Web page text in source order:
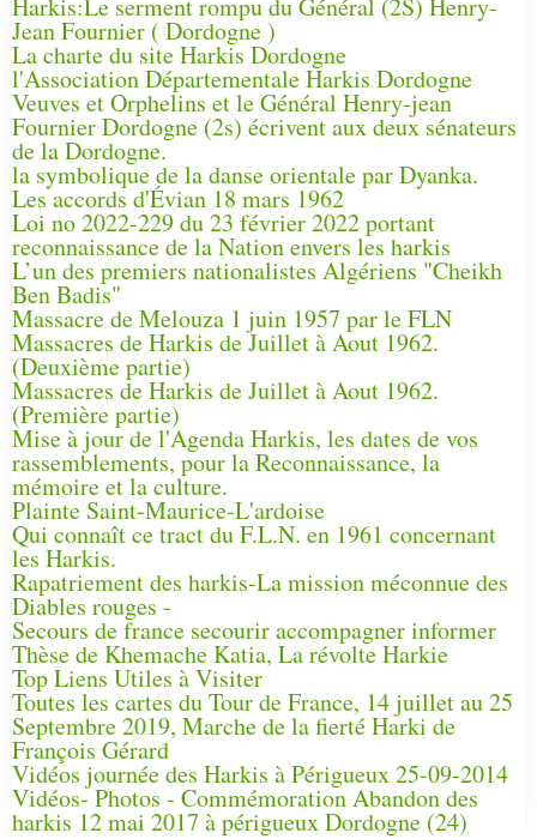
Jean Fournier ( Dordogne )
La charte du site Harkis Dordogne
l'Association Départementale Harkis Dordogne
Veuves et Orphelins et le Général Henry-jean
Fournier Dordogne (2s) écrivent aux deux sénateurs
de la Dordogne.
la symbolique de la danse orientale par Dyanka.
Les accords d'Évian 18 mars 1962
Loi no 2022-229 du 23 février 2022 portant
reconnaissance de la Nation envers les harkis
L’un des premiers nationalistes Algériens "Cheikh
Ben Badis"
Massacre de Melouza 1 juin 1957 par le FLN
Massacres de Harkis de Juillet à Aout 1962.
(Deuxième partie)
Massacres de Harkis de Juillet à Aout 1962.
(Première partie)
Mise à jour de l'Agenda Harkis, les dates de vos
rassemblements, pour la Reconnaissance, la
mémoire et la culture.
Plainte Saint-Maurice-L'ardoise
Qui connaît ce tract du F.L.N. en 1961 concernant
les Harkis.
Rapatriement des harkis-La mission méconnue des
Diables rouges -
Secours de france secourir accompagner informer
Thèse de Khemache Katia, La révolte Harkie
Top Liens Utiles à Visiter
Toutes les cartes du Tour de France, 14 juillet au 25
Septembre 2019, Marche de la fierté Harki de
François Gérard
Vidéos journée des Harkis à Périgueux 25-09-2014
Vidéos- Photos - Commémoration Abandon des
harkis 12 mai 2017 à périgueux Dordogne (24)